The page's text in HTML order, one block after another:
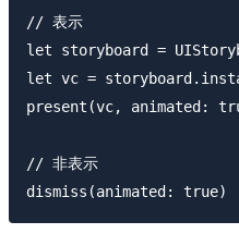
// 表示
let storyboard =
let vc =
present(vc, animated:
// 非表示